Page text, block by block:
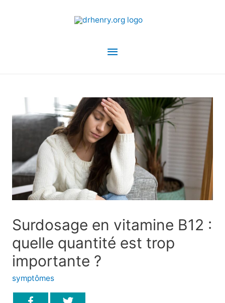
Menu
Surdosage en vitamine B12 :
quelle quantité est trop
importante ?
symptômes